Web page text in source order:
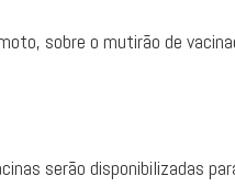
sobre o mutirão de
serão disponibilizadas